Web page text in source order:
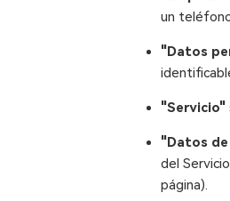
un
"Datos
"Servicio"
"Datos
del
página).